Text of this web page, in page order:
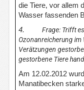
die Tiere, vor allem
Wasser fassenden
4. Frage: Trifft
Ozonanreicherung im
Verätzungen
gestorbene Tiere
Am 12.02.2012
Manatibecken